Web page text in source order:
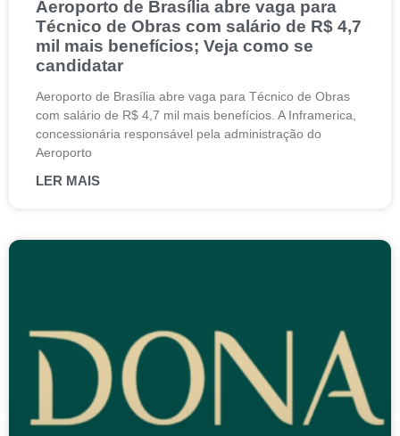
Aeroporto de Brasília abre vaga para
Técnico de Obras com salário de R$ 4,7
mil mais benefícios; Veja como se
candidatar
Aeroporto de Brasília abre vaga para Técnico de Obras
com salário de R$ 4,7 mil mais benefícios. A Inframerica,
concessionária responsável pela administração do
Aeroporto
LER MAIS